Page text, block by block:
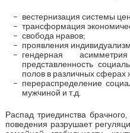
вестернизация системы
трансформация
свобода нравов;
проявления
гендерная
представленность
полов в различных сферах
перераспределение
мужчиной и т.д.
Распад триединства
поведения разрушает